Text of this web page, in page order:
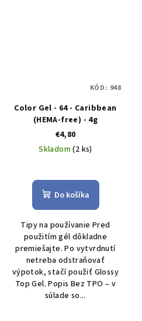
Color Gel - 64 - Caribbean
(HEMA-free) - 4g
€4,80
Skladom(2 ks)
Do košíka
Tipy na používanie Pred
použitím gél dôkladne
premiešajte. Po vytvrdnutí
netreba odstraňovať
výpotok, stačí použiť Glossy
Top Gel. Popis Bez TPO – v
súlade so...
KÓD: 948